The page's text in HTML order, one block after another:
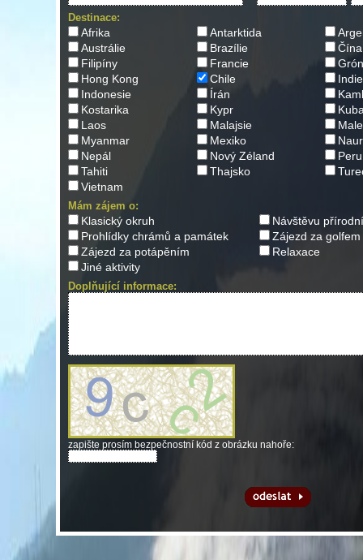
Destinace:
Afrika Antarktida
Austrálie
Brazílie
Čína
Filipíny
Francie
Hong Kong
Chile
Indie
Indonesie
Írán
Kostarika
Kypr
Laos
Malajsie
Myanmar
Mexiko
Nepál
Nový Zéland
Peru
Tahiti
Thajsko
Vietnam
Mám zájem o:
Klasický okruh
Návštěvu
Prohlídky chrámů a památek
Zájezd za golfem
Zájezd za potápěním
Relaxace
Jiné aktivity
Doplňující informace:
zapište prosím bezpečnostní kód z obrázku nahoře: